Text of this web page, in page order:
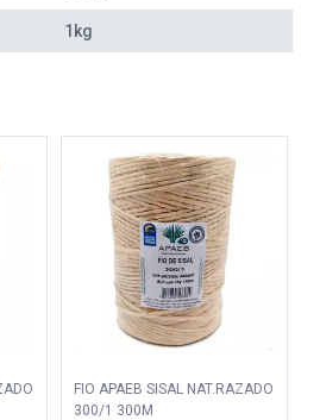
1kg
FIO APAEB SISAL NAT.RAZADO
300/1 300M